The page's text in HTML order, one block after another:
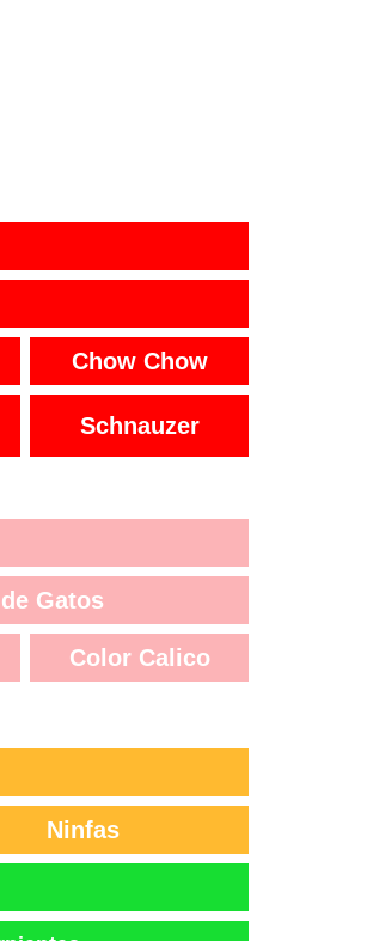
Chow Chow
Schnauzer
Gatos
Color Calico
Ninfas